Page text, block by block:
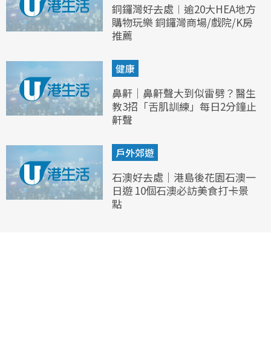
銅鑼灣好去處︱逾20大HEA地方
購物玩樂 銅鑼灣商場/戲院/K房
推薦
健康
鼻鼾｜鼻鼾聲大到似雷劈？醫生
教3招「舌肌訓練」每日2分鐘止
鼾聲
戶外郊遊
石澳好去處｜港島後花園石澳一
日遊 10個石澳必訪美食打卡景
點